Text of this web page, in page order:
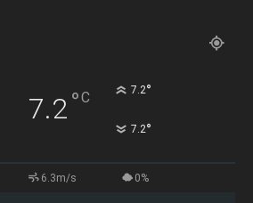
7.2°C 7.2°
7.2°
6.3m/s 0%